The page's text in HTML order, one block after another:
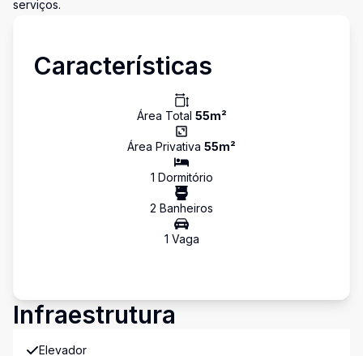
serviços.
Características
Área Total 55m²
Área Privativa 55m²
1 Dormitório
2 Banheiros
1 Vaga
Infraestrutura
Elevador